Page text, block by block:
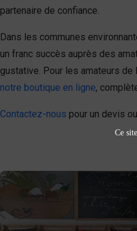
partenaire de confiance.
Dans les communes
un franc succès auprès des
gustative. Pour les amateurs
notre boutique en ligne,
Contactez-nous pour un devis
Achetez des
fruits et légumes
Ce